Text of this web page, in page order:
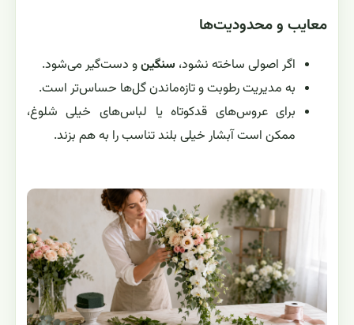
معایب و محدودیت‌ها
اگر اصولی ساخته نشود، سنگینو دست‌گیر می‌شود.
به مدیریت رطوبت و تازه‌ماندن گل‌ها حساس‌تر است.
برای عروس‌های قدکوتاه یا لباس‌های خیلی شلوغ،
ممکن است آبشار خیلی بلند تناسب را به هم بزند.